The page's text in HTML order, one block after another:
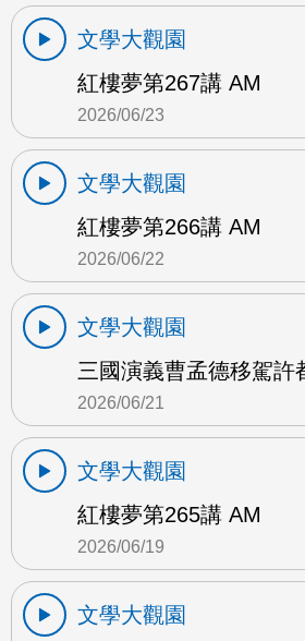
文學大觀園
紅樓夢第267講 AM
2026/06/23
文學大觀園
紅樓夢第266講 AM
2026/06/22
文學大觀園
三國演義曹孟德移駕許
2026/06/21
文學大觀園
紅樓夢第265講 AM
2026/06/19
文學大觀園